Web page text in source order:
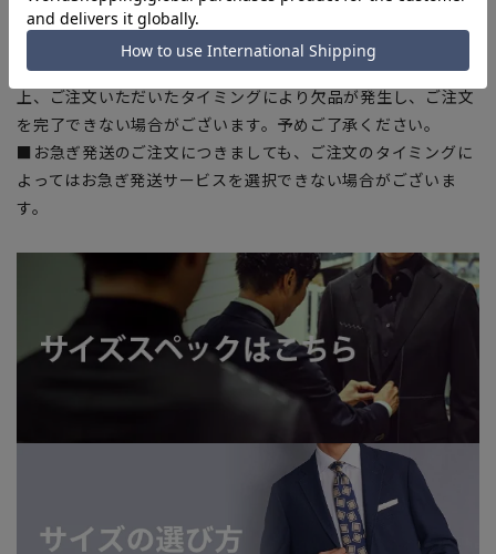
加減により、実際の商品と掲載画像の色味が異なる場合がござ
います。
■店舗や各モールサイトと商品在庫を共有しております関係
上、ご注文いただいたタイミングにより欠品が発生し、ご注文
を完了できない場合がございます。予めご了承ください。
■お急ぎ発送のご注文につきましても、ご注文のタイミングに
よってはお急ぎ発送サービスを選択できない場合がございま
す。